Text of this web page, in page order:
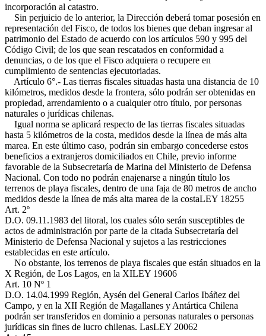
incorporación al catastro.
Sin perjuicio de lo anterior, la Dirección deberá tomar posesión en
representación del Fisco, de todos los bienes que deban ingresar al
patrimonio del Estado de acuerdo con los artículos 590 y 995 del
Código Civil; de los que sean rescatados en conformidad a
denuncias, o de los que el Fisco adquiera o recupere en
cumplimiento de sentencias ejecutoriadas.
Artículo 6°.- Las tierras fiscales situadas hasta una distancia de 10
kilómetros, medidos desde la frontera, sólo podrán ser obtenidas en
propiedad, arrendamiento o a cualquier otro título, por personas
naturales o jurídicas chilenas.
Igual norma se aplicará respecto de las tierras fiscales situadas
hasta 5 kilómetros de la costa, medidos desde la línea de más alta
marea. En este último caso, podrán sin embargo concederse estos
beneficios a extranjeros domiciliados en Chile, previo informe
favorable de la Subsecretaría de Marina del Ministerio de Defensa
Nacional. Con todo no podrán enajenarse a ningún título los
terrenos de playa fiscales, dentro de una faja de 80 metros de ancho
medidos desde la línea de más alta marea de la costaLEY 18255
Art. 2º
D.O. 09.11.1983 del litoral, los cuales sólo serán susceptibles de
actos de administración por parte de la citada Subsecretaría del
Ministerio de Defensa Nacional y sujetos a las restricciones
establecidas en este artículo.
No obstante, los terrenos de playa fiscales que están situados en la
X Región, de Los Lagos, en la XILEY 19606
Art. 10 Nº 1
D.O. 14.04.1999 Región, Aysén del General Carlos Ibáñez del
Campo, y en la XII Región de Magallanes y Antártica Chilena
podrán ser transferidos en dominio a personas naturales o personas
jurídicas sin fines de lucro chilenas. LasLEY 20062